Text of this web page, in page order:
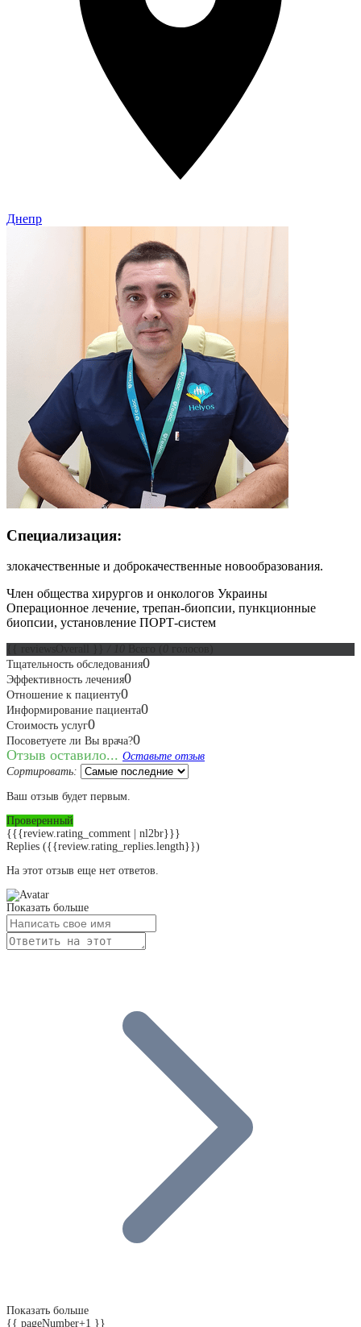
Днепр
Специализация:
злокачественные и доброкачественные новообразования.
Член общества хирургов и онкологов Украины
Операционное лечение, трепан-биопсии, пункционные
биопсии, установление ПОРТ-систем
Тщательность обследования0
Эффективность лечения0
Отношение к пациенту0
Информирование пациента0
Стоимость услуг0
Посоветуете ли Вы врача?0
Отзыв оставило... Оставьте отзыв
Сортировать:
Ваш отзыв будет первым.
Проверенный
{{{review.rating_comment | nl2br}}}
Replies ({{review.rating_replies.length}})
На этот отзыв еще нет ответов.
Показать больше
Показать больше
{{ pageNumber+1 }}